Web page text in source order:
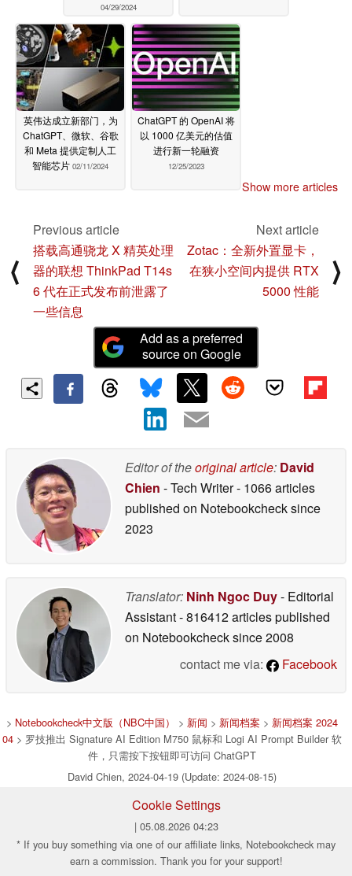
04/29/2024
英伟达成立新部门，为
ChatGPT、微软、谷歌
和 Meta 提供定制人工
智能芯片 02/11/2024
ChatGPT 的 OpenAI 将
以 1000 亿美元的估值
进行新一轮融资
12/25/2023
Show more articles
⟨
Previous article
搭载高通骁龙 X 精英处理
器的联想 ThinkPad T14s
6 代在正式发布前泄露了
一些信息
Next article
Zotac：全新外置显卡，
在狭小空间内提供 RTX
5000 性能
⟩
Add as a preferred
source on Google
Editor of theoriginal article: David
Chien - Tech Writer- 1066 articles
published on Notebookchecksince
2023
Translator: Ninh Ngoc Duy- Editorial
Assistant- 816412 articles published
on Notebookchecksince 2008
contact me via:
Facebook
> Notebookcheck中文版（NBC中国） > 新闻 > 新闻档案 > 新闻档案 2024
04 > 罗技推出 Signature AI Edition M750 鼠标和 Logi AI Prompt Builder 软
件，只需按下按钮即可访问 ChatGPT
David Chien, 2024-04-19 (Update: 2024-08-15)
Cookie Settings
| 05.08.2026 04:23
* If you buy something via one of our affiliate links, Notebookcheck may
earn a commission. Thank you for your support!